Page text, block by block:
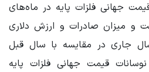
قیمت جهانی فلزات پایه در ماه‌های
و میزان صادرات و ارزش دلاری
جاری در مقایسه با سال قبل
قیمت جهانی فلزات پایه